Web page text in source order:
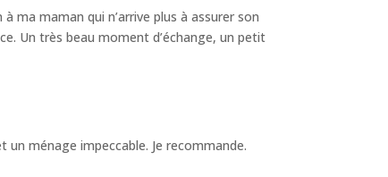
ma maman qui n’arrive plus à assurer son
Un très beau moment d’échange, un petit
ménage impeccable. Je recommande.